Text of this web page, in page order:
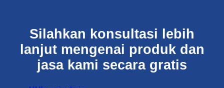
Silahkan konsultasi lebih
lanjut mengenai produk dan
jasa kami secara gratis